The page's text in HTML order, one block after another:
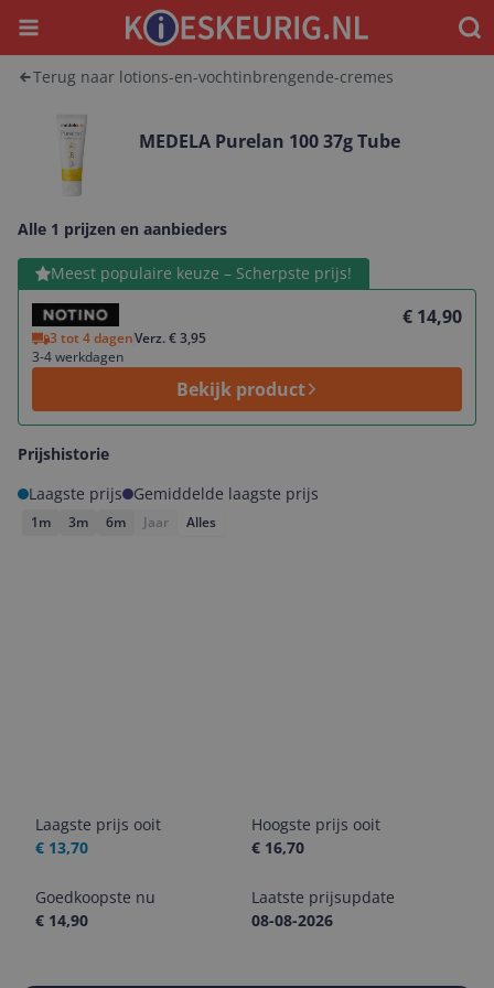
Menu
Terug naar lotions-en-vochtinbrengende-cremes
MEDELA Purelan 100 37g Tube
Alle 1 prijzen en aanbieders
Meest populaire keuze – Scherpste prijs!
€ 14,90
3 tot 4 dagenVerz. € 3,95
3-4 werkdagen
Bekijk product
Bekijk product
Prijshistorie
Laagste prijs
Gemiddelde laagste prijs
1m 3m 6m Jaar Alles
Laagste prijs ooit
€ 13,70
Hoogste prijs ooit
€ 16,70
Goedkoopste nu
€ 14,90
Laatste prijsupdate
08-08-2026